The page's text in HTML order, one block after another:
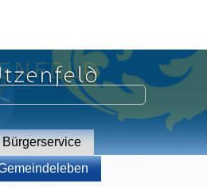
Bürgerservice